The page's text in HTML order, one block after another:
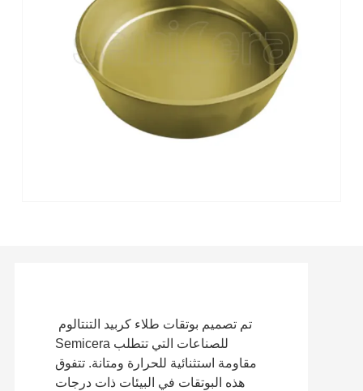
تم تصميم بوتقات طلاء كربيد التنتالوم
Semicera للصناعات التي تتطلب
مقاومة استثنائية للحرارة ومتانة. تتفوق
هذه البوتقات في البيئات ذات درجات